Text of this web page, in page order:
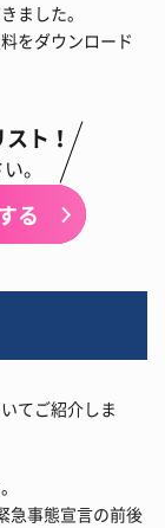
ました。
をダウンロード
ト！
。
る
てご紹介しま
急事態宣言の前後